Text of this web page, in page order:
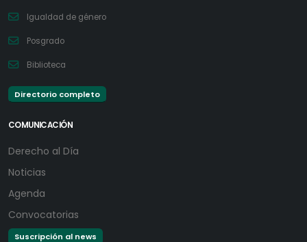
Igualdad de género
Posgrado
Biblioteca
Directorio completo
COMUNICACIÓN
Derecho al Día
Noticias
Agenda
Convocatorias
Suscripción al news